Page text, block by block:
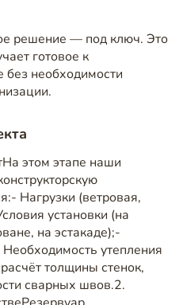
решение — под ключ. Это
готовое к
без необходимости
этом этапе наши
Нагрузки (ветровая,
установки (на
на эстакаде);-
утепления
толщины стенок,
сварных швов.2.